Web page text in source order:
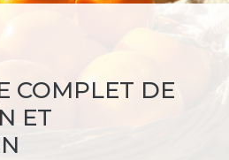
COMPLET DE
ET